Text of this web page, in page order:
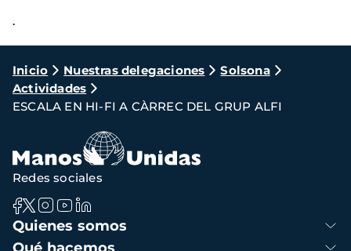
.
Ruta
de
navegación
Inicio Nuestras delegaciones
Solsona
Actividades
ESCALA EN HI-FI A CÀRREC DEL GRUP ALFI
Navegación
principal
Quienes somos
Qué hacemos
Redes sociales